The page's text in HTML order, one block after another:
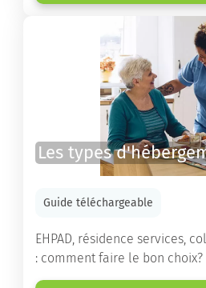
Les types
Guide téléchargeable
EHPAD, résidence services,
: comment faire le bon choix? Découvrez les
différents types